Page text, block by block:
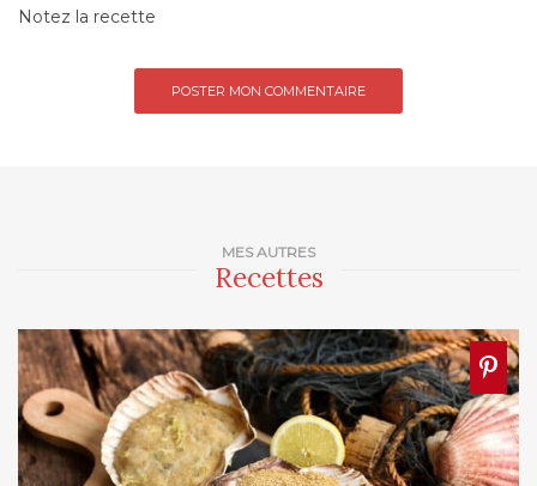
MES AUTRES
Recettes
Notez la recette